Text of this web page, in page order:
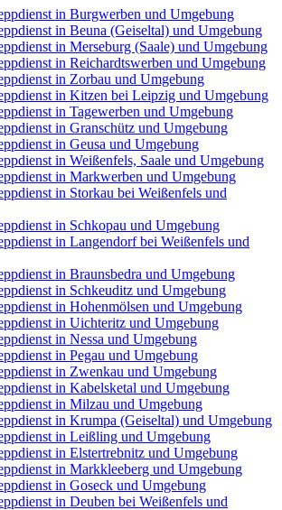
in Burgwerben und Umgebung
in Beuna (Geiseltal) und Umgebung
in Merseburg (Saale) und Umgebung
in Reichardtswerben und Umgebung
in Zorbau und Umgebung
in Kitzen bei Leipzig und Umgebung
in Tagewerben und Umgebung
in Granschütz und Umgebung
in Geusa und Umgebung
in Weißenfels, Saale und Umgebung
in Markwerben und Umgebung
in Storkau bei Weißenfels und
in Schkopau und Umgebung
in Langendorf bei Weißenfels und
in Braunsbedra und Umgebung
in Schkeuditz und Umgebung
in Hohenmölsen und Umgebung
in Uichteritz und Umgebung
in Nessa und Umgebung
in Pegau und Umgebung
in Zwenkau und Umgebung
in Kabelsketal und Umgebung
in Milzau und Umgebung
in Krumpa (Geiseltal) und Umgebung
in Leißling und Umgebung
in Elstertrebnitz und Umgebung
in Markkleeberg und Umgebung
in Goseck und Umgebung
in Deuben bei Weißenfels und